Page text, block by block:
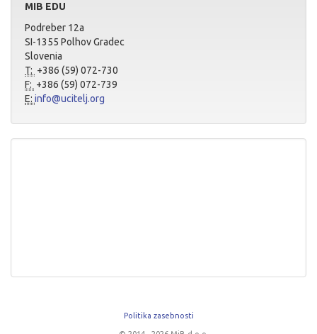
MIB EDU
Podreber 12a
SI-1355 Polhov Gradec
Slovenia
T: +386 (59) 072-730
F: +386 (59) 072-739
E: info@ucitelj.org
Politika zasebnosti